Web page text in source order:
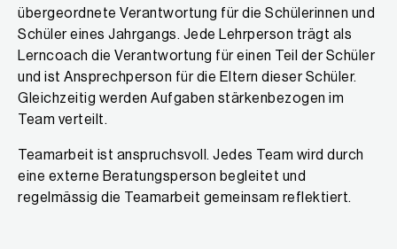
übergeordnete Verantwortung für die Schülerinnen und
Schüler eines Jahrgangs. Jede Lehrperson trägt als
Lerncoach die Verantwortung für einen Teil der Schüler
und ist Ansprechperson für die Eltern dieser Schüler.
Gleichzeitig werden Aufgaben stärkenbezogen im
Team verteilt.
Teamarbeit ist anspruchsvoll. Jedes Team wird durch
eine externe Beratungsperson begleitet und
regelmässig die Teamarbeit gemeinsam reflektiert.